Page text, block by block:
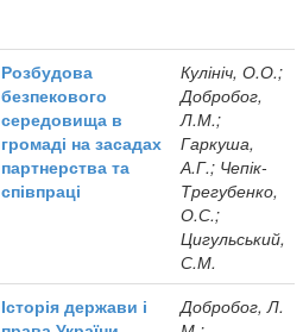
Розбудова
безпекового
середовища в
громаді на засадах
партнерства та
співпраці
Кулініч, О.О.;
Добробог,
Л.М.;
Гаркуша,
А.Г.; Чепік-
Трегубенко,
О.С.;
Цигульський,
С.М.
Історія держави і
Добробог, Л.